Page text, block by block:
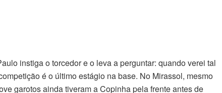
instiga o torcedor e o leva a perguntar: quando verei tal
é o último estágio na base. No Mirassol, mesmo
garotos ainda tiveram a Copinha pela frente antes de